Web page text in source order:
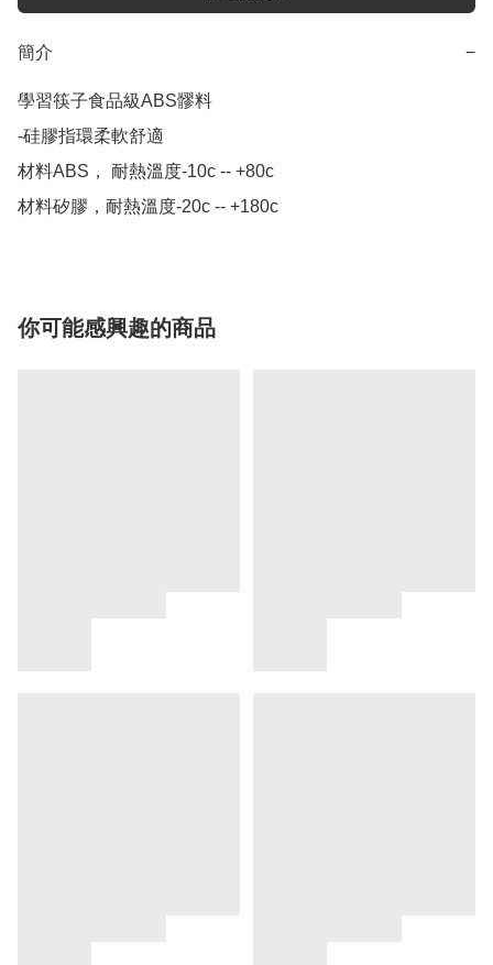
簡介 −
學習筷子食品級ABS髎料
-硅膠指環柔軟舒適
材料ABS， 耐熱溫度-10c -- +80c
材料矽膠，耐熱溫度-20c -- +180c
你可能感興趣的商品